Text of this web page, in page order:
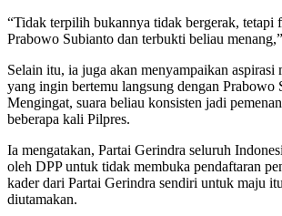
“Tidak terpilih bukannya tidak bergerak, tetapi
Prabowo Subianto dan terbukti beliau
Selain itu, ia juga akan menyampaikan aspirasi
yang ingin bertemu langsung dengan Prabowo
Mengingat, suara beliau konsisten jadi
beberapa kali Pilpres.
Ia mengatakan, Partai Gerindra seluruh
oleh DPP untuk tidak membuka pendaftaran
kader dari Partai Gerindra sendiri untuk maju
diutamakan.